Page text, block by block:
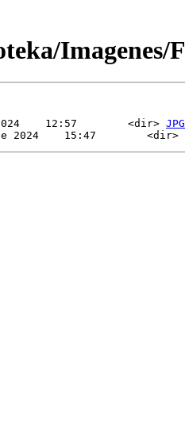
Imagenes/
12:57        <dir> JPG
2024    15:47        <dir>